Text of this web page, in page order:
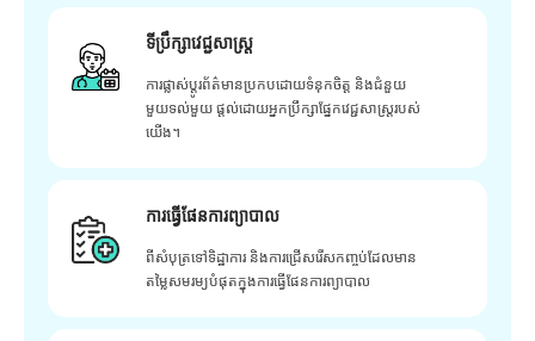
ទីប្រឹក្សាវេជ្ជសាស្ត្រ
ការផ្លាស់ប្តូរព័ត៌មានប្រកបដោយទំនុកចិត្ត និងជំនួយ
មួយទល់មួយ ផ្តល់ដោយអ្នកប្រឹក្សាផ្នែកវេជ្ជសាស្រ្តរបស់
យើង។
ការធ្វើផែនការព្យាបាល
ពីសំបុត្រទៅទិដ្ឋាការ និងការជ្រើសរើសកញ្ចប់ដែលមាន
តម្លៃសមរម្យបំផុតក្នុងការធ្វើផែនការព្យាបាល